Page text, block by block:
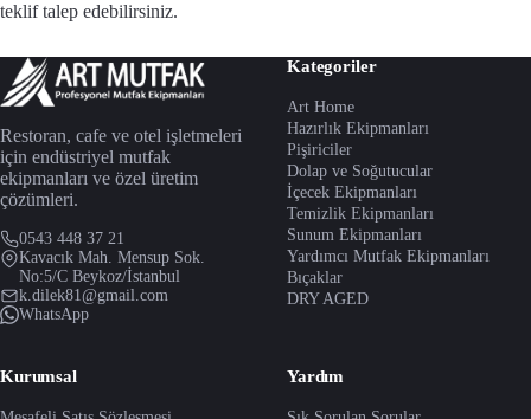
teklif talep edebilirsiniz.
Restoran, cafe ve otel işletmeleri
için endüstriyel mutfak
ekipmanları ve özel üretim
çözümleri.
0543 448 37 21
Kavacık Mah. Mensup Sok.
No:5/C Beykoz/İstanbul
k.dilek81@gmail.com
WhatsApp
Kategoriler
Art Home
Hazırlık Ekipmanları
Pişiriciler
Dolap ve Soğutucular
İçecek Ekipmanları
Temizlik Ekipmanları
Sunum Ekipmanları
Yardımcı Mutfak Ekipmanları
Bıçaklar
DRY AGED
Kurumsal Yardım